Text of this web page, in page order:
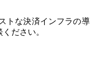
トな決済インフラの導
ださい。